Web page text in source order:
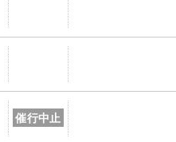
催行中止